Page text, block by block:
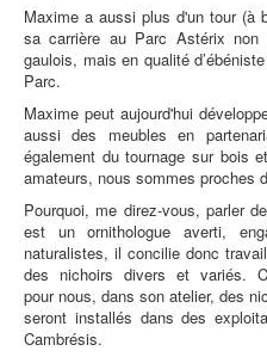
Maxime a aussi plus d'un tour (à
sa carrière au Parc Astérix
gaulois, mais en qualité
Parc.
Maxime peut aujourd'hui
aussi des meubles en
également du tournage sur bois
amateurs, nous sommes proches
Pourquoi, me direz-vous, parler
est un ornithologue averti,
naturalistes, il concilie donc
des nichoirs divers et variés.
pour nous, dans son atelier, des
seront installés dans des
Cambrésis.